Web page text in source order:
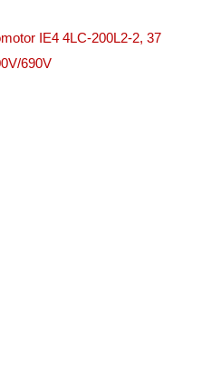
IE4 4LC-200L2-2, 37
690V